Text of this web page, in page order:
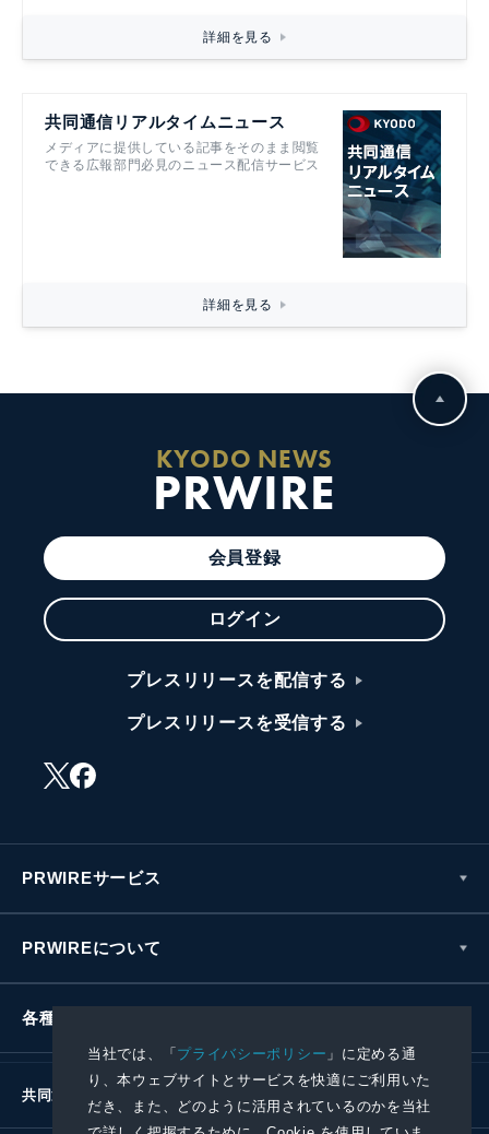
当社では、「プライバシーポリシー 」に定める通
り、本ウェブサイトとサービスを快適にご利用いた
だき、また、どのように活用されているのかを当社
詳細を見る
共同通信リアルタイムニュース
メディアに提供している記事をそのまま閲覧
できる広報部門必見のニュース配信サービス
詳細を見る
KYODO NEWS
PRWIRE
会員登録
ログイン
プレスリリースを配信する
プレスリリースを受信する
PRWIREサービス
PRWIREについて
各種お問い合わせ
共同通信社グループ